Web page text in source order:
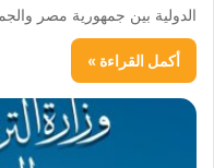
الدولية بين جمهورية مصر
أكمل القراءة »